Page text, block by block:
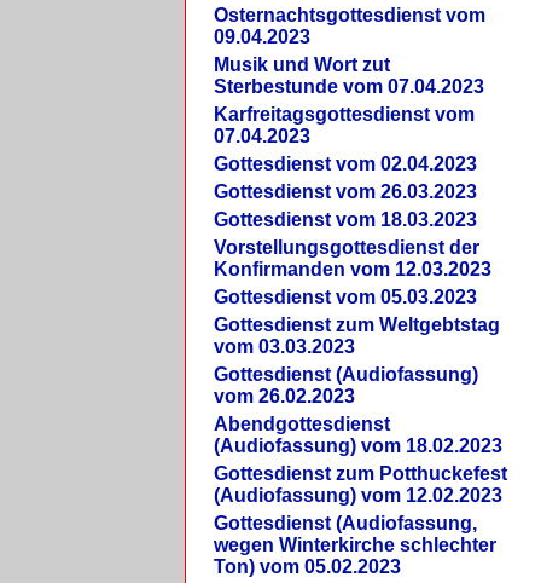
Osternachtsgottesdienst vom
09.04.2023
Musik und Wort zut
Sterbestunde vom 07.04.2023
Karfreitagsgottesdienst vom
07.04.2023
Gottesdienst vom 02.04.2023
Gottesdienst vom 26.03.2023
Gottesdienst vom 18.03.2023
Vorstellungsgottesdienst der
Konfirmanden vom 12.03.2023
Gottesdienst vom 05.03.2023
Gottesdienst zum Weltgebtstag
vom 03.03.2023
Gottesdienst (Audiofassung)
vom 26.02.2023
Abendgottesdienst
(Audiofassung) vom 18.02.2023
Gottesdienst zum Potthuckefest
(Audiofassung) vom 12.02.2023
Gottesdienst (Audiofassung,
wegen Winterkirche schlechter
Ton) vom 05.02.2023